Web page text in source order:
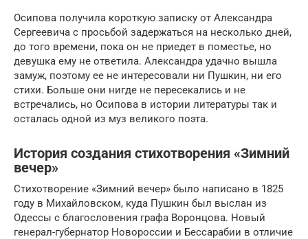
Осипова получила короткую записку от Александра
Сергеевича с просьбой задержаться на несколько дней,
до того времени, пока он не приедет в поместье, но
девушка ему не ответила. Александра удачно вышла
замуж, поэтому ее не интересовали ни Пушкин, ни его
стихи. Больше они нигде не пересекались и не
встречались, но Осипова в истории литературы так и
осталась одной из муз великого поэта.
История создания стихотворения «Зимний
вечер»
Стихотворение «Зимний вечер» было написано в 1825
году в Михайловском, куда Пушкин был выслан из
Одессы с благословения графа Воронцова. Новый
генерал-губернатор Новороссии и Бессарабии в отличие